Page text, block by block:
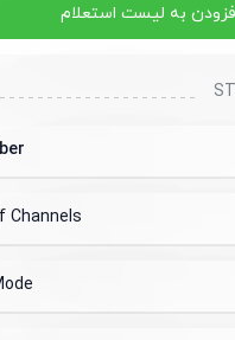
به لیست استعلام
Channels